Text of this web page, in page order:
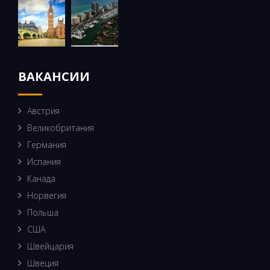
ВАКАНСИИ
Австрия
Великобритания
Германия
Испания
Канада
Норвегия
Польша
США
Швейцария
Швеция